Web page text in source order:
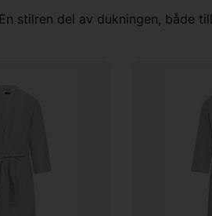
stilren del av dukningen, både